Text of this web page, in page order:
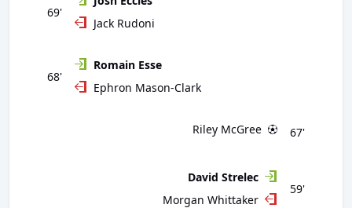
69'
Jack Rudoni
68'
Romain Esse
Ephron Mason-Clark
67'
Riley McGree
59'
David Strelec
Morgan Whittaker